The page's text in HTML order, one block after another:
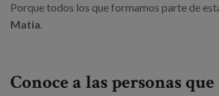
Porque todos los que formamos parte de
Matia.
Conoce a las personas